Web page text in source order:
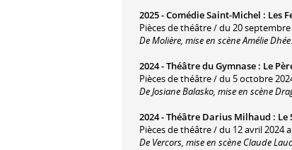
2025 -Comédie Saint-Michel : Les
Pièces de théâtre / du 20
De Molière, mise en scène Amélie Dhée.
2024 -Théâtre du Gymnase : Le
Pièces de théâtre / du 5 octobre
De Josiane Balasko, mise en scène
2024 -Théâtre Darius Milhaud : Le
Pièces de théâtre / du 12 avril 2024
De Vercors, mise en scène Claude